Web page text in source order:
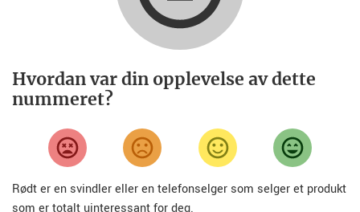
Hvordan var din opplevelse av dette
nummeret?
Rødt er en svindler eller en telefonselger som selger et produkt
som er totalt uinteressant for deg.